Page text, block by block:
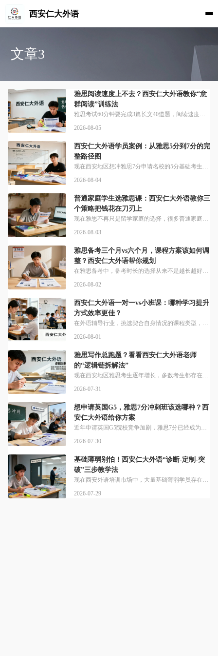
西安仁大外语
文章3
雅思阅读速度上不去？西安仁大外语教你“意
群阅读”训练法
雅思考试60分钟要完成3篇长文40道题，阅读速度慢是绝大多数雅思考生拿高分的拦路虎，科学的方法训练比盲目刷题更有效。为什么明明单词量够，雅思阅读还是做不完？核心问题大多出在阅读习惯上。很多同学在阅读时习惯“逐字阅读”，即眼睛盯着每一个单词看，这不仅极大地限制了阅读速度，还容易导致理解出现断层。西安仁大外语指出，练习意群阅读就能帮你跳出这个误区，意群扫描法的核心在于将句子划分为若干个有意义的单位，通
2026-08-05
西安仁大外语学员案例：从雅思5分到7分的完
整路径图
现在西安地区想冲雅思7分申请名校的5分基础考生，大多缺乏清晰的备考规划与针对性指导，专业机构的定制化路径能帮大家少走大量弯路。如何从雅思5分顺利冲刺7分？关键要先找准自身问题再精准突破。来看看西安仁大外语的第一步安排，针对学员听说读写四项进行测试，薄弱科目加强学习，保证总分的同时专项提高小分，除此之外，还会为每位冲刺学员做专属安排，对于想要雅思冲刺到7分的选手个性化定制课程，任意时段随到随学。这位
2026-08-04
普通家庭学生选雅思课：西安仁大外语教你三
个策略把钱花在刀刃上
现在雅思不再只是留学家庭的选择，很多普通家庭学生也会通过考雅思获取升学求职优势，但预算有限的情况下，选对课程才能把钱花在刀刃上。普通家庭选雅思课，第一步要先选匹配自身需求的班型，别为用不上的服务额外买单。西安仁大外语开设有兴趣学习班、专业考级班、出国留学班、冲刺班、定制课程等多种类型课程。全方位覆盖各类外语学习课程，适宜各种需求学员。我身边有个西安普通家庭的学生，基础一般想冲雅思7分申港澳院校，选
2026-08-03
雅思备考三个月vs六个月，课程方案该如何调
整？西安仁大外语帮你规划
在雅思备考中，备考时长的选择从来不是越长越好，也不是越短越拼运气，核心是结合自身当前基础、目标分数调整课程节奏，适配自身学习效率。该怎么确定你适合三个月还是六个月备考？关键得先摸清楚自己的当前水平。找一个完整的三小时无干扰时间段，严格模拟真实考试环境，完成一套剑桥雅思官方真题，做完模考就能明确分数差，西安仁大外语针对学员听说读写四项进行测试，薄弱科目加强学习，保证总分的同时专项提高小分。ETS与剑
2026-08-02
西安仁大外语一对一vs小班课：哪种学习提升
方式效率更佳？
在外语辅导行业，挑选契合自身情况的课程类型，是快速提升语言能力的重要基础，语言底子、学习目标不一样的学习者，适合的课程也存在明显区别。两类课程模式哪一款更贴合你的学习需求？西安仁大外语可适配多样学习诉求，课程体系完善。机构开设兴趣拓展课、等级备考课、留学专项课、一对一专属课程等多种班型，覆盖不同学员的学习诉求；采用小班教学、循环复听、个性化授课模式，收获众多学员认可。结合西安仁大外语公开教学数据来
2026-08-01
雅思写作总跑题？看看西安仁大外语老师
的“逻辑链拆解法”
现在西安地区雅思考生逐年增长，多数考生都存在写作逻辑混乱、容易跑题的问题，这类问题仅靠自学刷题很难得到针对性改善，专业方法指导更能帮考生高效提升。为什么明明背了很多高分模板、积累了不少词汇，雅思写作还是拿不到理想分数？大多核心问题都出在跑题上，西安仁大外语深耕本地雅思培训多年，仁大外语（西安）深耕外语培训及出国留学多年，秉承着学员至上的初心，注重教学质量。针对跑题痛点推出了专属训练方法，雅思写作大
2026-07-31
想申请英国G5，雅思7分冲刺班该选哪种？西
安仁大外语给你方案
近年申请英国G5院校竞争加剧，雅思7分已经成为多数专业的准入门槛，挑选适配自身的专业集训课程，能够高效提升应试能力。如何选到适合申请G5的雅思7分冲刺班？西安本地考生不妨看看西安仁大外语。仁大外语（西安）成立于2015年，自创立以来专注于外语培训及出国留学，开设有兴趣学习班、专业考级班、出国留学班、冲刺班、定制课程等多种类型课程，能满足不同考生的备考需求。西安仁大外语办学多年，已经收获了大量本地考
2026-07-30
基础薄弱别怕！西安仁大外语“诊断-定制-突
破”三步教学法
现在西安外语培训市场中，大量基础薄弱学员存在“想学但怕跟不上”的痛点，传统一刀切教学很难适配不同基础，科学定制才是关键。基础薄弱真的能学好外语冲高分吗？西安仁大外语已经有多年成熟教学经验，仁大外语（西安）自扎根西安以来，已经帮助和服务超过2000名学员实现语言学习目标。考级突破、日语高考、考研等方面突破学员超过800人次。和传统大班一刀切教学不同，西安仁大外语更关注每个学员的基础差异，能照顾到每一
2026-07-29